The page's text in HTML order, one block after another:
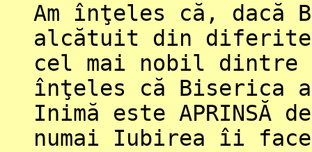
Am înţeles că, dacă
alcătuit din diferite
cel mai nobil dintre
înţeles că Biserica
Inimă este APRINSĂ
numai Iubirea îi face